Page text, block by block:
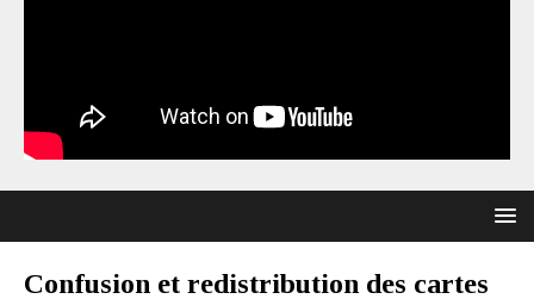
Confusion et redistribution des cartes